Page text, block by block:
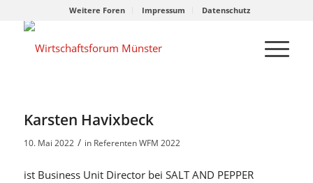
Weitere Foren Impressum Datenschutz
Karsten Havixbeck
10. Mai 2022 / in Referenten WFM 2022
ist Business Unit Director bei SALT AND PEPPER